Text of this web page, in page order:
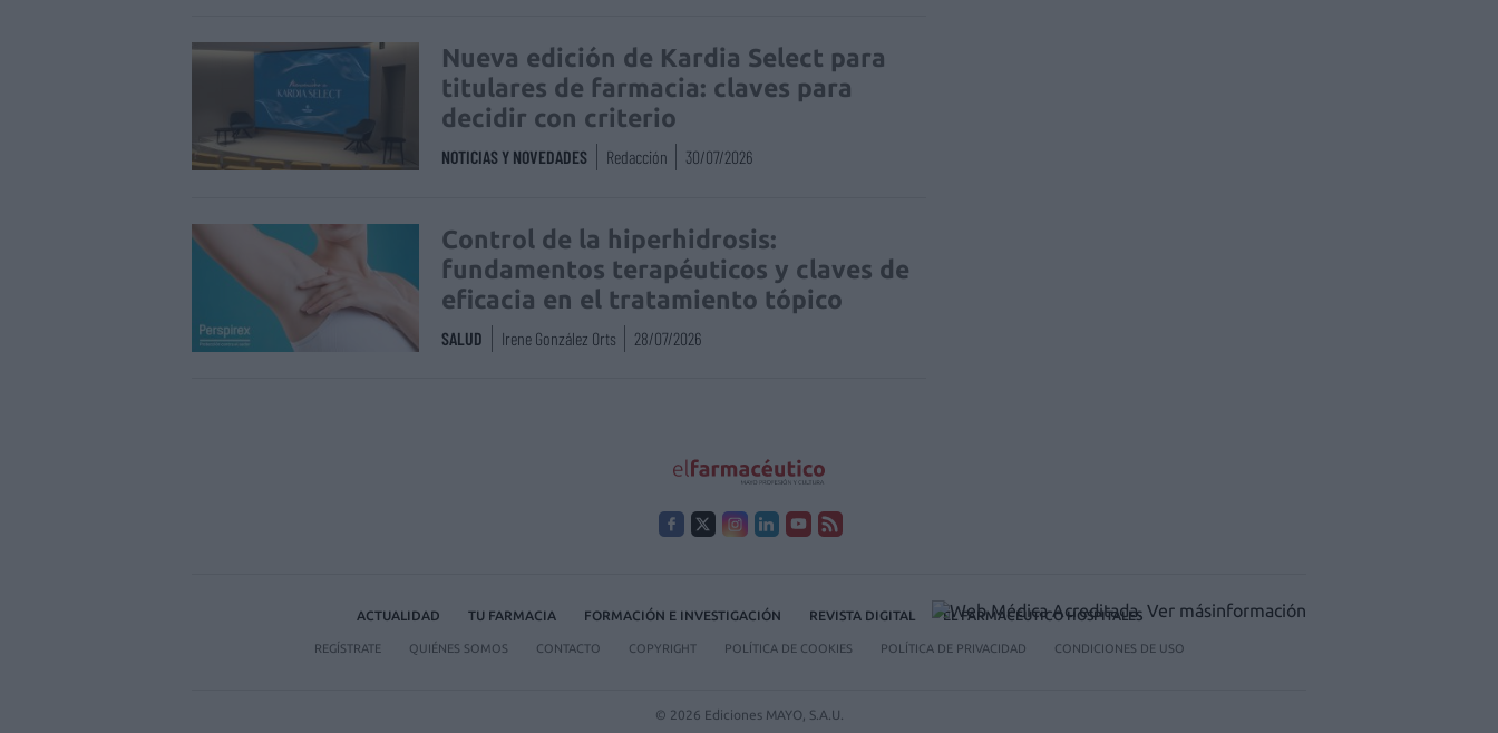
Nueva edición de Kardia Select para
titulares de farmacia: claves para
decidir con criterio
NOTICIAS Y NOVEDADES Redacción 30/07/2026
Control de la hiperhidrosis:
fundamentos terapéuticos y claves de
eficacia en el tratamiento tópico
SALUD Irene González Orts 28/07/2026
ACTUALIDAD TU FARMACIA FORMACIÓN E INVESTIGACIÓN REVISTA DIGITAL EL FARMACÉUTICO HOSPITALES
REGÍSTRATE QUIÉNES SOMOS CONTACTO COPYRIGHT POLÍTICA DE COOKIES POLÍTICA DE PRIVACIDAD CONDICIONES DE USO
© 2026 Ediciones MAYO, S.A.U.